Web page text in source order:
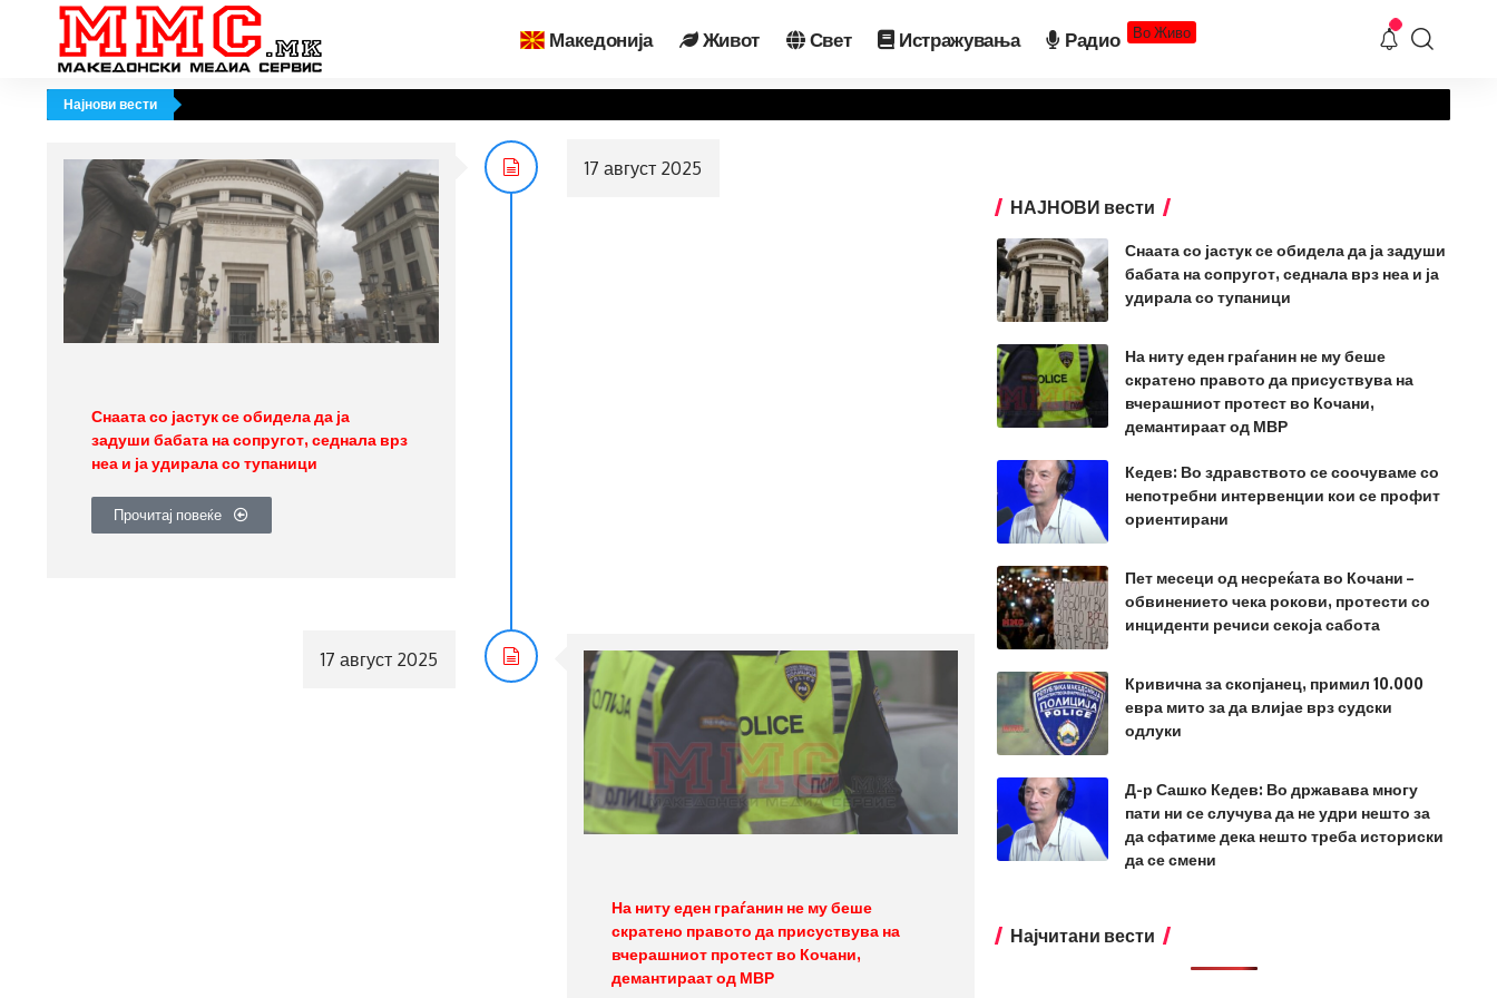
Македонија Живот Свет Истражувања Радио Во Живо
Најнови вести
Снаата со јастук се обидела да ја
задуши бабата на сопругот, седнала врз
неа и ја удирала со тупаници
Прочитај повеќе
17 август 2025
17 август 2025
На ниту еден граѓанин не му беше
скратено правото да присуствува на
вчерашниот протест во Кочани,
демантираат од МВР
НАЈНОВИ вести
Снаата со јастук се обидела да ја задуши
бабата на сопругот, седнала врз неа и ја
удирала со тупаници
На ниту еден граѓанин не му беше
скратено правото да присуствува на
вчерашниот протест во Кочани,
демантираат од МВР
Кедев: Во здравството се соочуваме со
непотребни интервенции кои се профит
ориентирани
Пет месеци од несреќата во Кочани –
обвинението чека рокови, протести со
инциденти речиси секоја сабота
Кривична за скопјанец, примил 10.000
евра мито за да влијае врз судски
одлуки
Д-р Сашко Кедев: Во државава многу
пати ни се случува да не удри нешто за
да сфатиме дека нешто треба историски
да се смени
Најчитани вести